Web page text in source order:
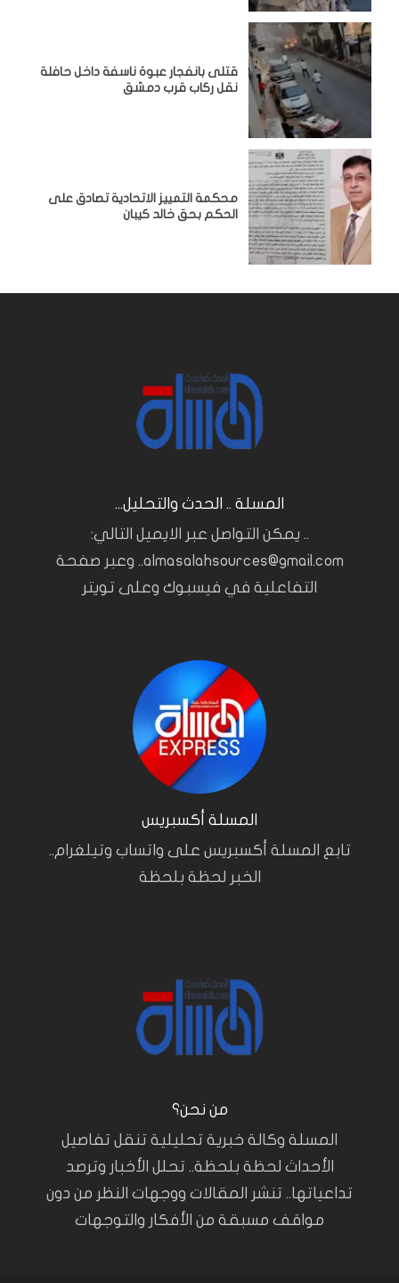
قتلى بانفجار عبوة ناسفة داخل حافلة
نقل ركاب قرب دمشق
محكمة التمييز الاتحادية تصادق على
الحكم بحق خالد كيبان
المسلة .. الحدث والتحليل...
.. يمكن التواصل عبر الايميل التالي:
almasalahsources@gmail.com.. وعبر صفحة
التفاعلية في فيسبوك وعلى تويتر
المسلة أكسبريس
تابع المسلة أكسبريس على واتساب وتيلغرام..
الخبر لحظة بلحظة
من نحن؟
المسلة وكالة خبرية تحليلية تنقل تفاصيل
الأحداث لحظة بلحظة.. تحلل الأخبار وترصد
تداعياتها.. تنشر المقالات ووجهات النظر من دون
مواقف مسبقة من الأفكار والتوجهات